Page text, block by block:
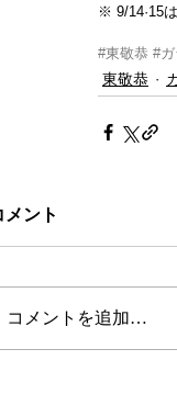
※ 9/14·15
#東敬恭 #ガ
東敬恭
メント
コメントを追加…